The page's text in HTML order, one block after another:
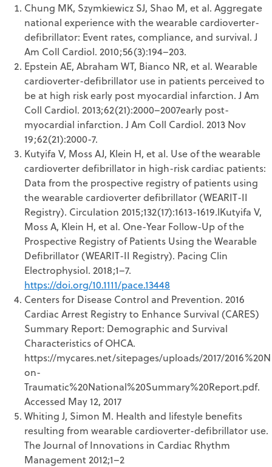
Chung MK, Szymkiewicz SJ, Shao M, et al. Aggregate
national experience with the wearable cardioverter-
defibrillator: Event rates, compliance, and survival. J
Am Coll Cardiol. 2010;56(3):194–203.
Epstein AE, Abraham WT, Bianco NR, et al. Wearable
cardioverter-defibrillator use in patients perceived to
be at high risk early post myocardial infarction. J Am
Coll Cardiol. 2013;62(21):2000–2007early post-
myocardial infarction. J Am Coll Cardiol. 2013 Nov
19;62(21):2000-7.
Kutyifa V, Moss AJ, Klein H, et al. Use of the wearable
cardioverter defibrillator in high-risk cardiac patients:
Data from the prospective registry of patients using
the wearable cardioverter defibrillator (WEARIT-II
Registry). Circulation 2015;132(17):1613-1619.lKutyifa V,
Moss A, Klein H, et al. One-Year Follow-Up of the
Prospective Registry of Patients Using the Wearable
Defibrillator (WEARIT-II Registry). Pacing Clin
Electrophysiol. 2018;1–7.
https://doi.org/10.1111/pace.13448
Centers for Disease Control and Prevention. 2016
Cardiac Arrest Registry to Enhance Survival (CARES)
Summary Report: Demographic and Survival
Characteristics of OHCA.
https://mycares.net/sitepages/uploads/2017/2016%20N
on-
Traumatic%20National%20Summary%20Report.pdf.
Accessed May 12, 2017
Whiting J, Simon M. Health and lifestyle benefits
resulting from wearable cardioverter-defibrillator use.
The Journal of Innovations in Cardiac Rhythm
Management 2012;1–2